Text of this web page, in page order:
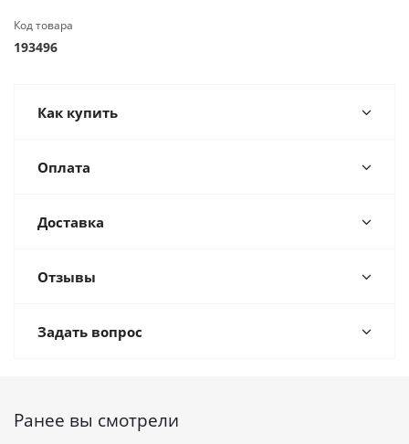
Код товара
193496
Как купить
Оплата
Доставка
Отзывы
Задать вопрос
Ранее вы смотрели